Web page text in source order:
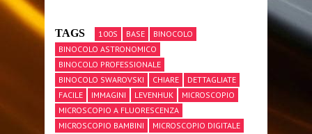
TAGS 100S BASE
BINOCOLO
BINOCOLO ASTRONOMICO
BINOCOLO PROFESSIONALE
BINOCOLO SWAROVSKI
CHIARE
DETTAGLIATE
FACILE
IMMAGINI LEVENHUK
MICROSCOPIO
MICROSCOPIO A FLUORESCENZA
MICROSCOPIO BAMBINI
MICROSCOPIO DIGITALE